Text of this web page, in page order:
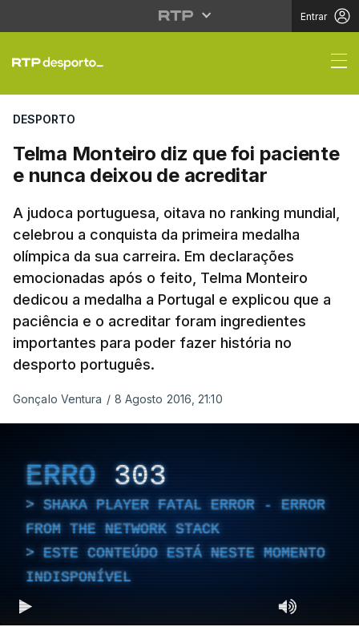
Entrar
Telma Monteiro diz
DESPORTO
Telma Monteiro diz que foi paciente
e nunca deixou de acreditar
A judoca portuguesa, oitava no ranking mundial,
celebrou a conquista da primeira medalha
olímpica da sua carreira. Em declarações
emocionadas após o feito, Telma Monteiro
dedicou a medalha a Portugal e explicou que a
paciência e o acreditar foram ingredientes
importantes para poder fazer história no
desporto português.
Gonçalo Ventura / 8 Agosto 2016, 21:10
ERRO 303
SHAKA PLAYER FATAL ERROR - ERROR
FROM THE NETWORK STACK
ESTE CONTEÚDO ESTÁ NESTE MOMENTO
INDISPONÍVEL